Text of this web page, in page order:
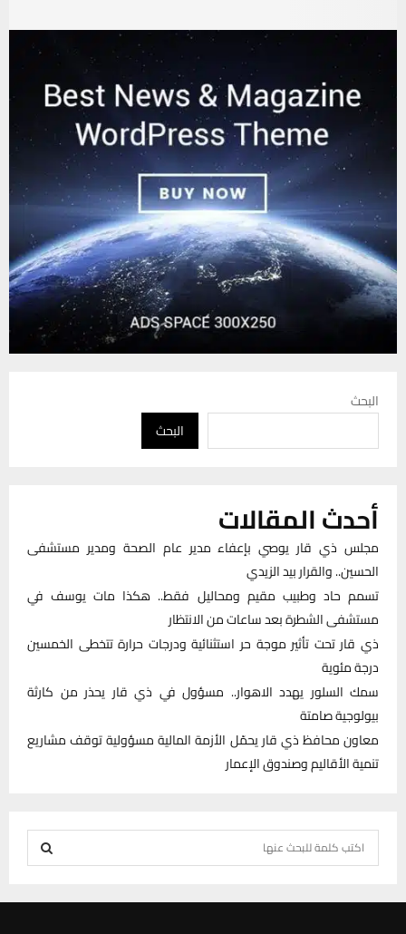
البحث
البحث
أحدث المقالات
مجلس ذي قار يوصي بإعفاء مدير عام الصحة ومدير مستشفى
الحسين.. والقرار بيد الزيدي
تسمم حاد وطبيب مقيم ومحاليل فقط.. هكذا مات يوسف في
مستشفى الشطرة بعد ساعات من الانتظار
ذي قار تحت تأثير موجة حر استثنائية ودرجات حرارة تتخطى الخمسين
درجة مئوية
سمك السلور يهدد الاهوار.. مسؤول في ذي قار يحذر من كارثة
بيولوجية صامتة
معاون محافظ ذي قار يحمّل الأزمة المالية مسؤولية توقف مشاريع
تنمية الأقاليم وصندوق الإعمار
e
r